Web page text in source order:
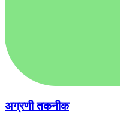
अग्रणी तकनीक